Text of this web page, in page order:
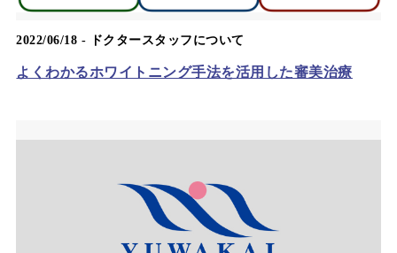
2022/06/18 - ドクタースタッフについて
よくわかるホワイトニング手法を活用した審美治療